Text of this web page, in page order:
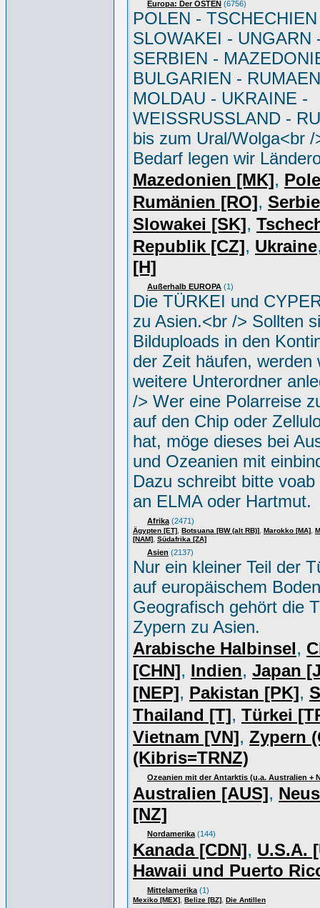
Europa: Der OSTEN (6756)
POLEN -
SLOWAKEI - UNGARN
SERBIEN -
BULGARIEN -
MOLDAU - UKRAINE -
WEISSRUSSLAND -
bis zum Ural/Wolga<br /
Bedarf legen wir
Mazedonien [MK],
Rumänien [RO],
Slowakei [SK],
Republik [CZ], Ukraine
[H]
Außerhalb EUROPA (1)
Die TÜRKEI und
zu Asien.<br /> Sollten
Bilduploads in den
der Zeit häufen, werden
weitere Unterordner
/> Wer eine Polarreise
auf den Chip oder
hat, möge dieses bei
und Ozeanien mit
Dazu schreibt bitte
an ELMA oder Hartmut.
Afrika (2471)
Ägypten [ET] Botsuana [BW (alt RB)] Marokko [MA]
[NAM] Südafrika [ZA]
Asien (2137)
Nur ein kleiner Teil der
auf europäischem
Geografisch gehört die
Zypern zu Asien.
Arabische Halbinsel,
[CHN], Indien, Japan
[NEP], Pakistan [PK],
Thailand [T], Türkei
Vietnam [VN], Zypern
(Kibris=TRNZ)
Ozeanien mit der Antarktis (u.a. Australien +
Australien [AUS],
[NZ]
Nordamerika (144)
Kanada [CDN], U.S.A.
Hawaii und Puerto
Mittelamerika (1)
Mexiko [MEX] Belize [BZ] Die Antillen